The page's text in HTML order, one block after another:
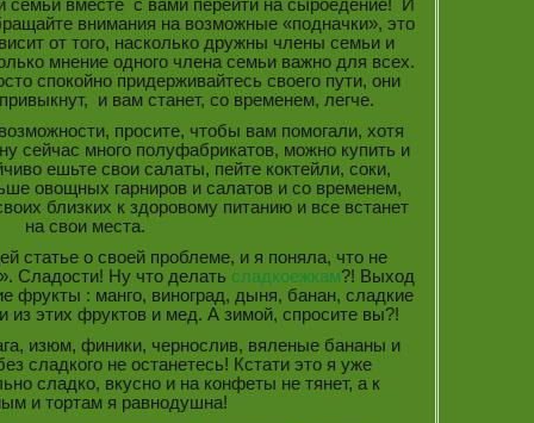
семьи вместе с вами перейти на сыроедение! И
внимания на возможные «подначки», это
от того, насколько дружны члены семьи и
мнение одного члена семьи важно для всех.
спокойно придерживайтесь своего пути, они
привыкнут, и вам станет, со временем, легче.
просите, чтобы вам помогали, хотя
сейчас много полуфабрикатов, можно купить и
ешьте свои салаты, пейте коктейли, соки,
овощных гарниров и салатов и со временем,
близких к здоровому питанию и все встанет
на свои места.
статье о своей проблеме, и я поняла, что не
Сладости! Ну что делать сладкоежкам?! Выход
фрукты : манго, виноград, дыня, банан, сладкие
из этих фруктов и мед. А зимой, спросите вы?!
изюм, финики, чернослив, вяленые бананы и
сладкого не останетесь! Кстати это я уже
сладко, вкусно и на конфеты не тянет, а к
и тортам я равнодушна!